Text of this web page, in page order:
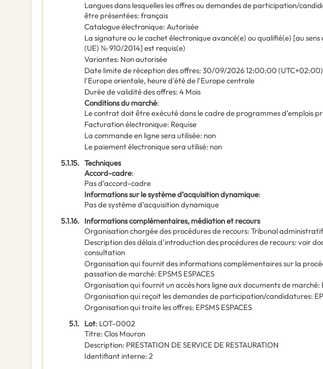
Langues dans lesquelles les offres ou demandes de participation/
être présentées: français
Catalogue électronique: Autorisée
La signature ou le cachet électronique avancé(e) ou qualifié(e) [au
(UE) № 910/2014] est requis(e)
Variantes: Non autorisée
Date limite de réception des offres: 30/09/202612:00:00
l'Europe orientale, heure d'été de l'Europe centrale
Durée de validité des offres: 4 Mois
Conditions du marché:
Le contrat doit être exécuté dans le cadre de programmes d’emplois
Facturation électronique: Requise
La commande en ligne sera utilisée: non
Le paiement électronique sera utilisé: non
5.1.15. Techniques
Accord-cadre:
Pas d’accord-cadre
Informations sur le système d’acquisition dynamique:
Pas de système d’acquisition dynamique
5.1.16. Informations complémentaires, médiation et recours
Organisation chargée des procédures de recours: Tribunal
Description des délais d'introduction des procédures de recours: voir
consultation
Organisation qui fournit des informations complémentaires sur la
passation de marché: EPSMS ESPACES
Organisation qui fournit un accès hors ligne aux documents de marché:
Organisation qui reçoit les demandes de participation/candidatures:
Organisation qui traite les offres: EPSMS ESPACES
5.1. Lot: LOT-0002
Titre: Clos Mouron
Description: PRESTATION DE SERVICE DE RESTAURATION
Identifiant interne: 2